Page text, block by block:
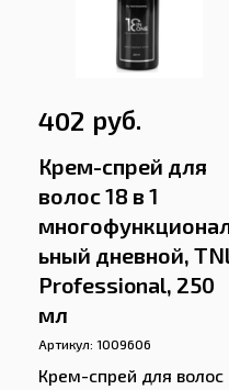
402 руб.
Крем-спрей для
волос 18 в 1
ьный дневной,
Professional, 250
мл
Артикул: 1009606
Крем-спрей для волос